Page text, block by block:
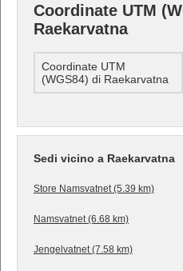
Coordinate UTM
Raekarvatna
Coordinate UTM
(WGS84) di Raekarvatna
Sedi vicino a Raekarvatna
Store Namsvatnet (5.39 km)
Namsvatnet (6.68 km)
Jengelvatnet (7.58 km)